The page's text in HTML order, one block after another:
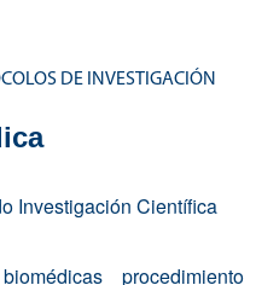
DE INVESTIGACIÓN
Investigación Científica
procedimiento